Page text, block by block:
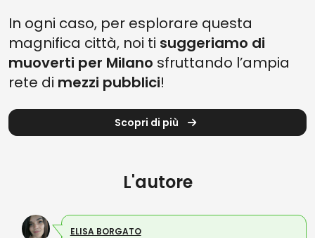
In ogni caso, per esplorare questa
magnifica città, noi ti suggeriamo di
muoverti per Milano sfruttando l’ampia
rete di mezzi pubblici!
Scopri di più
L'autore
ELISA BORGATO